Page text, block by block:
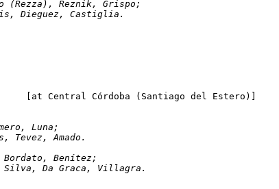
Magliolo (Rezza), Reznik, Grispo;
Dieguez, Castiglia.
Sarmiento (Sgo.Estero)	2-0 	Los Andes		[at Central Córdoba (Santiago del Estero)]
Romero, Luna;
Tevez, Amado.
Bordato, Benítez;
Silva, Da Graca, Villagra.